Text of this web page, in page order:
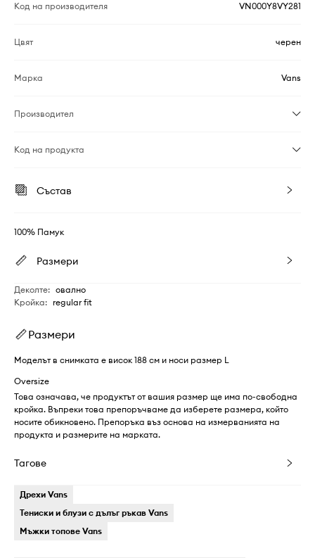
Код на производителя VN000Y8VY281
Цвят черен
Марка Vans
Производител
Код на продукта
Състав
100% Памук
Размери
Деколте: овално
Кройка: regular fit
Размери
Моделът в снимката е висок 188 см и носи размер L
Oversize
Това означава, че продуктът от вашия размер ще има по-свободна
кройка. Въпреки това препоръчваме да изберете размера, който
носите обикновено. Препоръка въз основа на измерванията на
продукта и размерите на марката.
Тагове
Дрехи Vans
Тениски и блузи с дълъг ръкав Vans
Мъжки топове Vans